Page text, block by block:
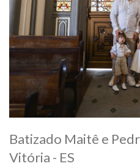
Batizado Maitê e
Vitória - ES